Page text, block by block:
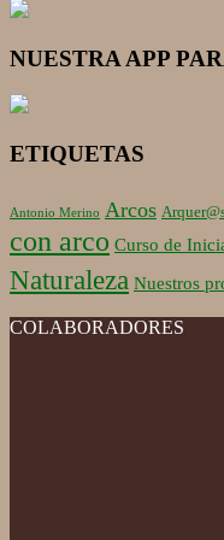
NUESTRA APP
ETIQUETAS
Antonio Merino Arcos
con arco Curso de
Naturaleza Nuestros
COLABORADORES